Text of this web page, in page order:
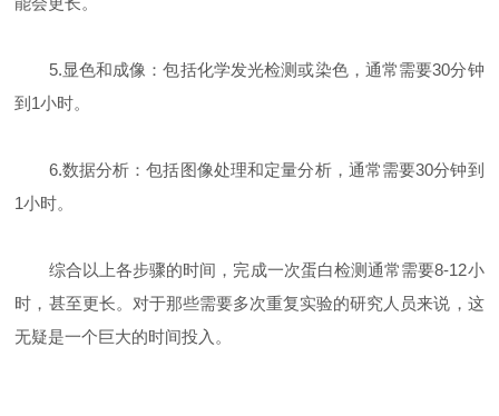
5.显色和成像：包括化学发光检测或染色，通常需要30分钟
到1小时。
6.数据分析：包括图像处理和定量分析，通常需要30分钟到
1小时。
综合以上各步骤的时间，完成一次蛋白检测通常需要8-12小
时，甚至更长。对于那些需要多次重复实验的研究人员来说，这
无疑是一个巨大的时间投入。